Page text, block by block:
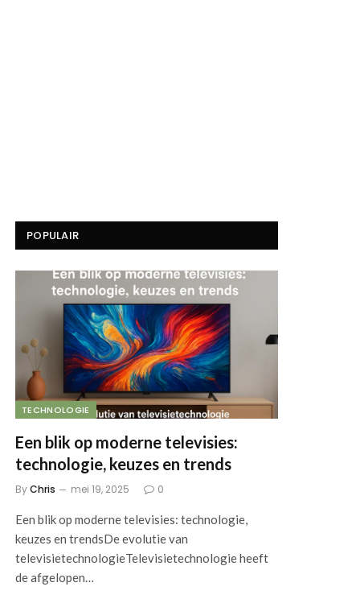
POPULAIR
TECHNOLOGIE
Een blik op moderne televisies:
technologie, keuzes en trends
ByChris mei 19, 2025 0
Een blik op moderne televisies: technologie,
keuzes en trendsDe evolutie van
televisietechnologieTelevisietechnologie heeft
de afgelopen…